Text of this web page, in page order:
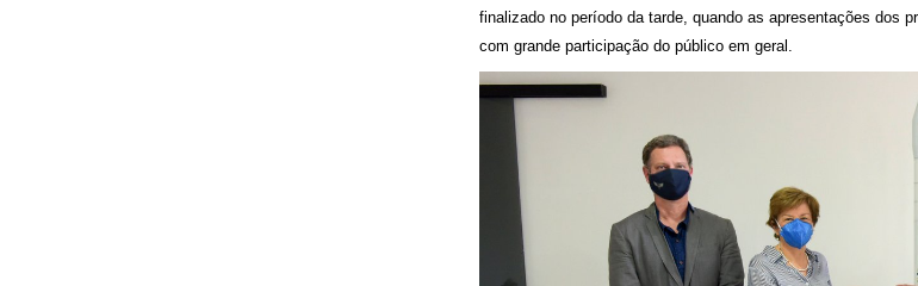
finalizado no período da tarde, quando as apresentações dos
com grande participação do público em geral.